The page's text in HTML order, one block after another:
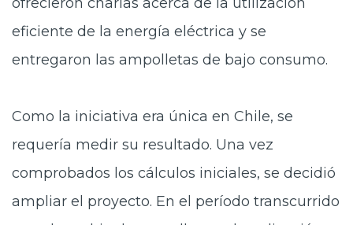
eficiente de la energía eléctrica y se
entregaron las ampolletas de bajo consumo.
Como la iniciativa era única en Chile, se
requería medir su resultado. Una vez
comprobados los cálculos iniciales, se decidió
ampliar el proyecto. En el período transcurrido